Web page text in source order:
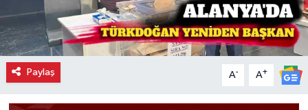
Paylaş A- A+